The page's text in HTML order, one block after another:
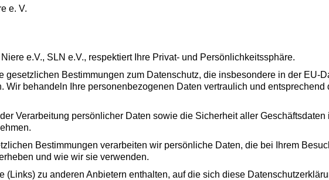
e. V.
e.V., SLN e.V., respektiert Ihre Privat- und Persönlichkeitssphäre.
gesetzlichen Bestimmungen zum Datenschutz, die insbesondere in der
Wir behandeln Ihre personenbezogenen Daten vertraulich und
Verarbeitung persönlicher Daten sowie die Sicherheit aller
Bestimmungen verarbeiten wir persönliche Daten, die bei Ihrem
und wie wir sie verwenden.
(Links) zu anderen Anbietern enthalten, auf die sich diese